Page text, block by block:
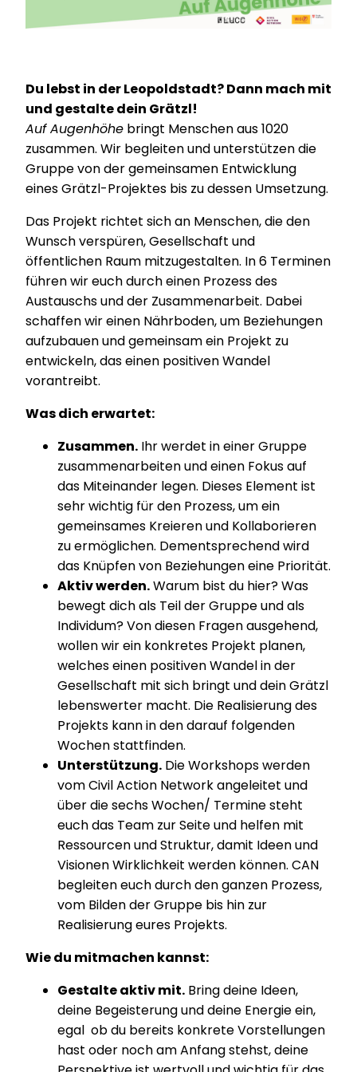
Du lebst in der Leopoldstadt? Dann mach mit
und gestalte dein Grätzl!
Auf Augenhöhe bringt Menschen aus 1020
zusammen. Wir begleiten und unterstützen die
Gruppe von der gemeinsamen Entwicklung
eines Grätzl-Projektes bis zu dessen Umsetzung.
Das Projekt richtet sich an Menschen, die den
Wunsch verspüren, Gesellschaft und
öffentlichen Raum mitzugestalten. In 6 Terminen
führen wir euch durch einen Prozess des
Austauschs und der Zusammenarbeit. Dabei
schaffen wir einen Nährboden, um Beziehungen
aufzubauen und gemeinsam ein Projekt zu
entwickeln, das einen positiven Wandel
vorantreibt.
Was dich erwartet:
Zusammen. Ihr werdet in einer Gruppe
zusammenarbeiten und einen Fokus auf
das Miteinander legen. Dieses Element ist
sehr wichtig für den Prozess, um ein
gemeinsames Kreieren und Kollaborieren
zu ermöglichen. Dementsprechend wird
das Knüpfen von Beziehungen eine Priorität.
Aktiv werden.Warum bist du hier? Was
bewegt dich als Teil der Gruppe und als
Individum? Von diesen Fragen ausgehend,
wollen wir ein konkretes Projekt planen,
welches einen positiven Wandel in der
Gesellschaft mit sich bringt und dein Grätzl
lebenswerter macht. Die Realisierung des
Projekts kann in den darauf folgenden
Wochen stattfinden.
Unterstützung. Die Workshops werden
vom Civil Action Network angeleitet und
über die sechs Wochen/ Termine steht
euch das Team zur Seite und helfen mit
Ressourcen und Struktur, damit Ideen und
Visionen Wirklichkeit werden können. CAN
begleiten euch durch den ganzen Prozess,
vom Bilden der Gruppe bis hin zur
Realisierung eures Projekts.
Wie du mitmachen kannst:
Gestalte aktiv mit. Bring deine Ideen,
deine Begeisterung und deine Energie ein,
egal ob du bereits konkrete Vorstellungen
hast oder noch am Anfang stehst, deine